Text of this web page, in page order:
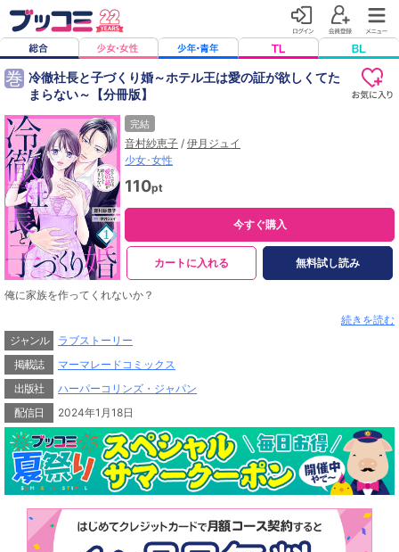
巻 冷徹社長と子づくり婚～ホテル王は愛の証が欲しくてた
まらない～【分冊版】
完結
音村紗恵子 / 伊月ジュイ
少女･女性
110pt
今すぐ購入
カートに入れる 無料試し読み
俺に家族を作ってくれないか？
交際０日でプロポーズされた花澄。そのお相手は、花澄の働く喫茶店の常連客で
ある「甘党な伯爵様」こと一弥だ。高貴で伯爵様のような雰囲気を持つ一弥が、
花澄は密かに気になっていた。そんな彼に、酔っぱらいに絡まれているところを
助けられ、二人は個人的に話すようになる。けれど、まさか付き合ってもいない
のに、家族を作ってほしいと頼まれてしまうなんて……？
続きを読む
ジャンル
ラブストーリー
掲載誌
マーマレードコミックス
出版社
ハーパーコリンズ・ジャパン
配信日
2024年1月18日